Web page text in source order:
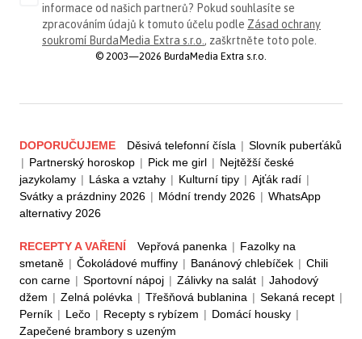
informace od našich partnerů? Pokud souhlasíte se
zpracováním údajů k tomuto účelu podle Zásad ochrany
soukromí BurdaMedia Extra s.r.o. , zaškrtněte toto pole.
© 2003—2026 BurdaMedia Extra s.r.o.
DOPORUČUJEME Děsivá telefonní čísla | Slovník puberťáků
| Partnerský horoskop | Pick me girl | Nejtěžší české
jazykolamy | Láska a vztahy | Kulturní tipy | Ajťák radí |
Svátky a prázdniny 2026 | Módní trendy 2026 | WhatsApp
alternativy 2026
RECEPTY A VAŘENÍ Vepřová panenka | Fazolky na
smetaně | Čokoládové muffiny | Banánový chlebíček | Chili
con carne | Sportovní nápoj | Zálivky na salát | Jahodový
džem | Zelná polévka | Třešňová bublanina | Sekaná recept |
Perník | Lečo | Recepty s rybízem | Domácí housky |
Zapečené brambory s uzeným